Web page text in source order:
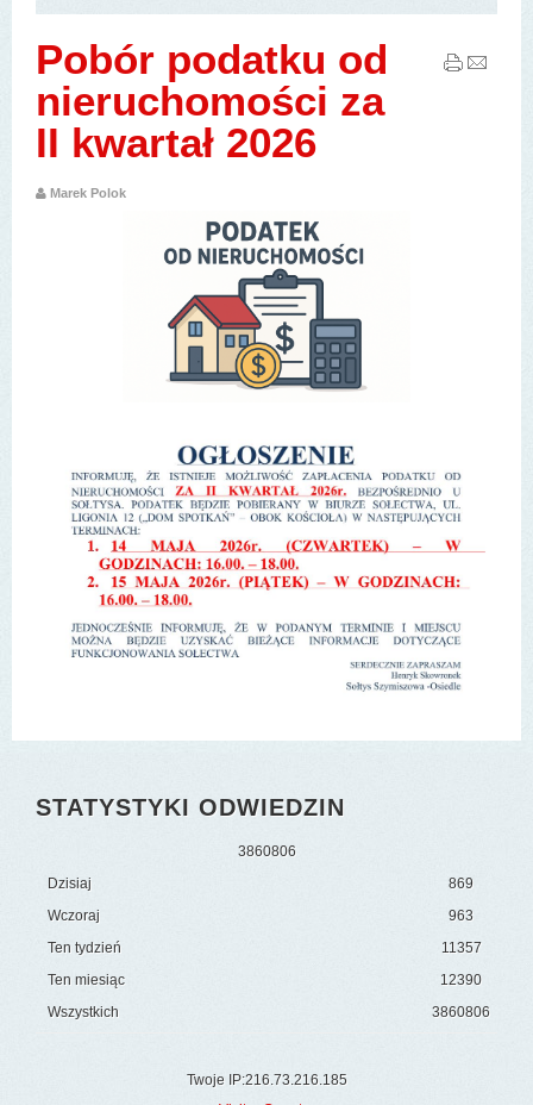
Pobór podatku od
nieruchomości za
II kwartał 2026
Marek Polok
STATYSTYKI ODWIEDZIN
3860806
Dzisiaj
Wczoraj
Ten tydzień
Ten miesiąc
Wszystkich
869
963
11357
12390
3860806
Twoje IP:216.73.216.185